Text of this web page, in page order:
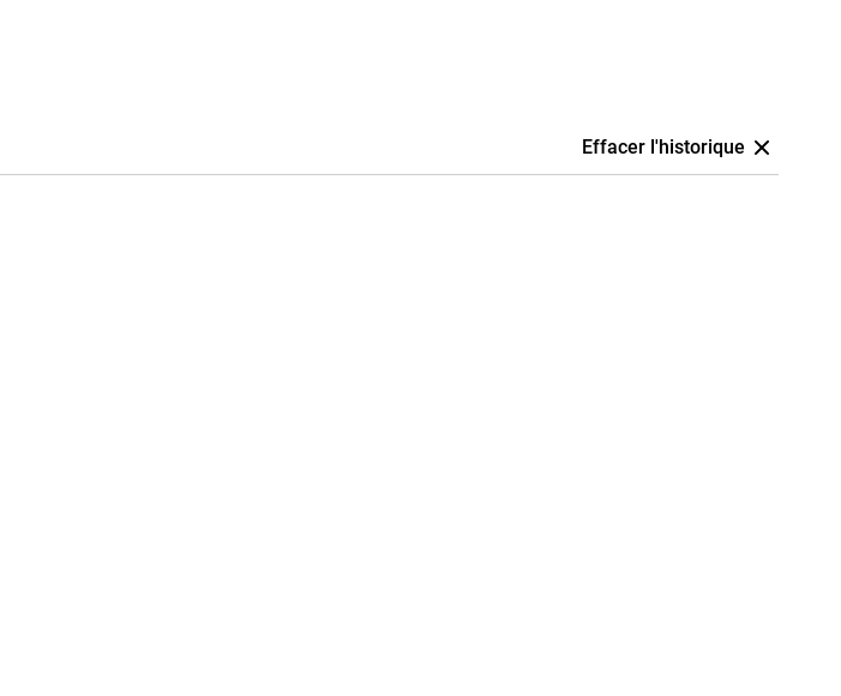
Effacer l'historique